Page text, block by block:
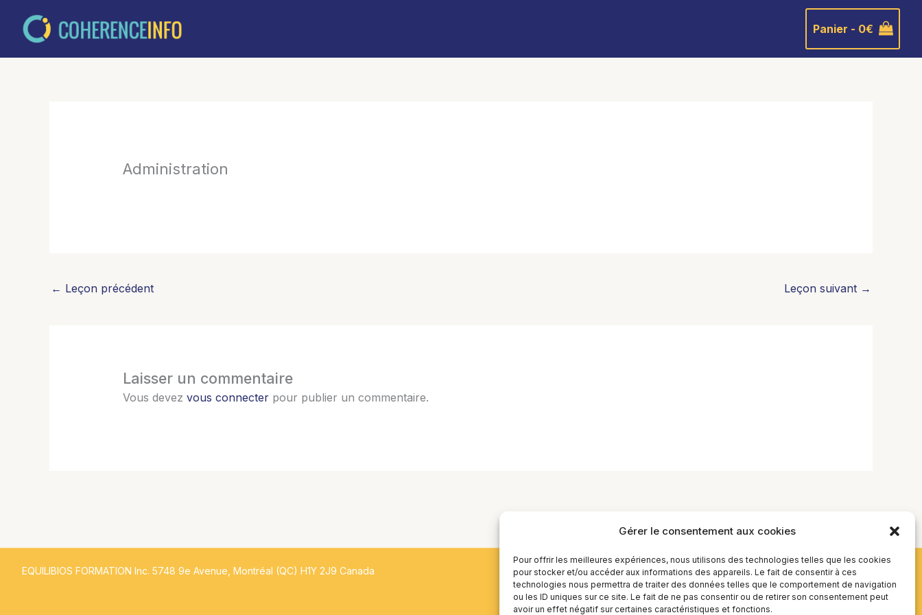
Gérer le consentement aux cookies
Pour offrir les meilleures expériences, nous utilisons des technologies telles que les cookies
pour stocker et/ou accéder aux informations des appareils. Le fait de consentir à ces
technologies nous permettra de traiter des données telles que le comportement de navigation
ou les ID uniques sur ce site. Le fait de ne pas consentir ou de retirer son consentement peut
avoir un effet négatif sur certaines caractéristiques et fonctions.
Panier - 0€
Administration
← Leçon précédent Leçon suivant →
Laisser un commentaire
Vous devez vous connecterpour publier un commentaire.
EQUILIBIOS FORMATION Inc. 5748 9e Avenue, Montréal (QC) H1Y 2J9 Canada